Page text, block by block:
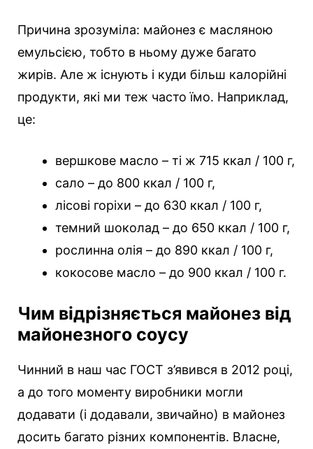
Причина зрозуміла: майонез є масляною
емульсією, тобто в ньому дуже багато
жирів. Але ж існують і куди більш калорійні
продукти, які ми теж часто їмо. Наприклад,
це:
вершкове масло – ті ж 715 ккал / 100 г,
сало – до 800 ккал / 100 г,
лісові горіхи – до 630 ккал / 100 г,
темний шоколад – до 650 ккал / 100 г,
рослинна олія – до 890 ккал / 100 г,
кокосове масло – до 900 ккал / 100 г.
Чим відрізняється майонез від
майонезного соусу
Чинний в наш час ГОСТ з’явився в 2012 році,
а до того моменту виробники могли
додавати (і додавали, звичайно) в майонез
досить багато різних компонентів. Власне,